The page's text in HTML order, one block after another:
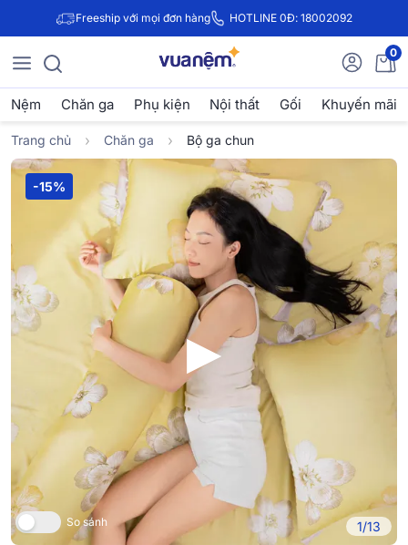
Freeship với mọi đơn hàng HOTLINE 0Đ: 18002092
0
Nệm Chăn ga Phụ kiện Nội thất Gối Khuyến mãi
Trang chủ Chăn ga Bộ ga chun
-15%
So sánh 1/13
▶